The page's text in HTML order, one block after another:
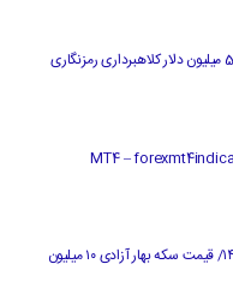
مقامات تایلندی ملی پرتغالی را با 580 میلیون دلار کلاهبرداری رمزنگاری
قیمت جدید طلا و سکه ۱۲ مهرماه ۱۴۰۴/ قیمت سکه بهار آزادی ۱۰ میلیون